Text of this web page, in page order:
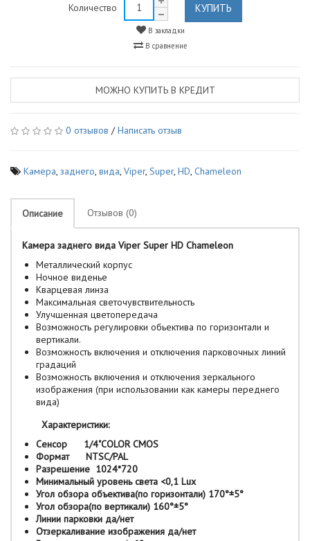
Количество КУПИТЬ
В закладки
В сравнение
МОЖНО КУПИТЬ В КРЕДИТ
0 отзывов /Написать отзыв
Камера, заднего, вида, Viper, Super, HD, Chameleon
Описание Отзывов (0)
Камера заднего вида Viper Super HD Chameleon
Металлический корпус
Ночное виденье
Кварцевая линза
Максимальная светочувствительность
Улучшенная цветопередача
Возможность регулировки обьектива по горизонтали и
вертикали.
Возможность включения и отключения парковочных линий
градаций
Возможность включения и отключения зеркального
изображения (при использовании как камеры переднего
вида)
Характеристики:
Сенсор 1/4"COLOR CMOS
Формат NTSC/PAL
Разрешение 1024*720
Минимальный уровень света <0,1 Lux
Угол обзора объектива(по горизонтали) 170°±5°
Угол обзора(по вертикали) 160°±5°
Линии парковки да/нет
Отзеркаливание изображения да/нет